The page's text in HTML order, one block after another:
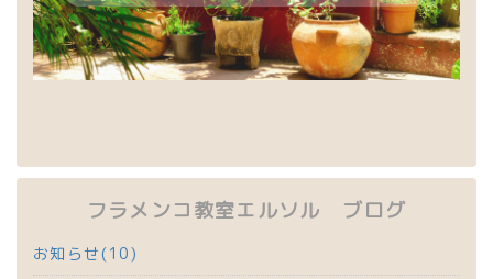
フラメンコ教室エルソル ブログ
お知らせ(10)